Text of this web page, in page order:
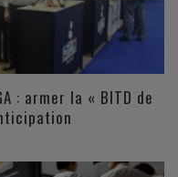
: armer la « BITD de